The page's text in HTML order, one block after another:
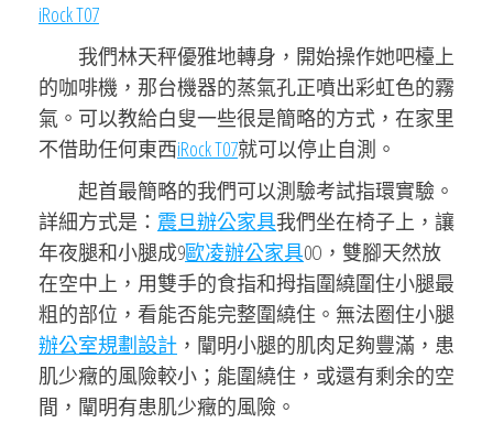
iRock T07
我們林天秤優雅地轉身，開始操作她吧檯上
的咖啡機，那台機器的蒸氣孔正噴出彩虹色的霧
氣。可以教給白叟一些很是簡略的方式，在家里
不借助任何東西iRock T07就可以停止自測。
起首最簡略的我們可以測驗考試指環實驗。
詳細方式是： 震旦辦公家具我們坐在椅子上，讓
年夜腿和小腿成9歐凌辦公家具0O，雙腳天然放
在空中上，用雙手的食指和拇指圍繞圍住小腿最
粗的部位，看能否能完整圍繞住。無法圈住小腿
辦公室規劃設計 ，闡明小腿的肌肉足夠豐滿，患
肌少癥的風險較小；能圍繞住，或還有剩余的空
間，闡明有患肌少癥的風險。